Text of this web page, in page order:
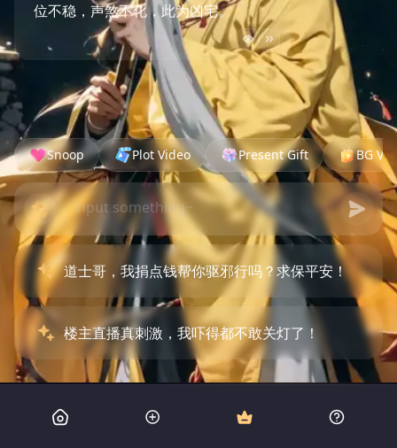
位不稳，声煞不化，此为凶宅。
Snoop Plot Video Present Gift BG
道士哥，我捐点钱帮你驱邪行吗？求保平安！
楼主直播真刺激，我吓得都不敢关灯了！